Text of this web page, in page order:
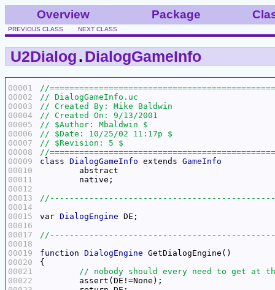
Overview Package
PREVIOUS CLASS NEXT CLASS
U2Dialog.DialogGameInfo
00001
00002
00003
00004
00005
00006
00007
00008
00009
00010
00011
00012
00013
00014
00015
00016
00017
00018
00019
00020
00021
00022
class DialogGameInfo extends GameInfo
var DialogEngine
function DialogEngine